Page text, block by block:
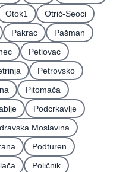
Otok1
Otrić-Seoci
Pakrac
Pašman
Petlovac
Petrovsko
Pitomača
Podcrkavlje
Moslavina
Podturen
Poličnik